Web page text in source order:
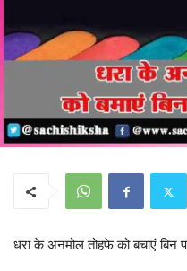
धरा के अनमोल तोहफे को बचाएं बिन